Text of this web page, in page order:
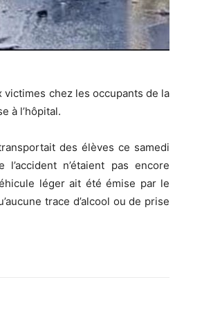
victimes chez les occupants de la
à l’hôpital.
des élèves ce samedi
n’étaient pas encore
léger ait été émise par le
trace d’alcool ou de prise